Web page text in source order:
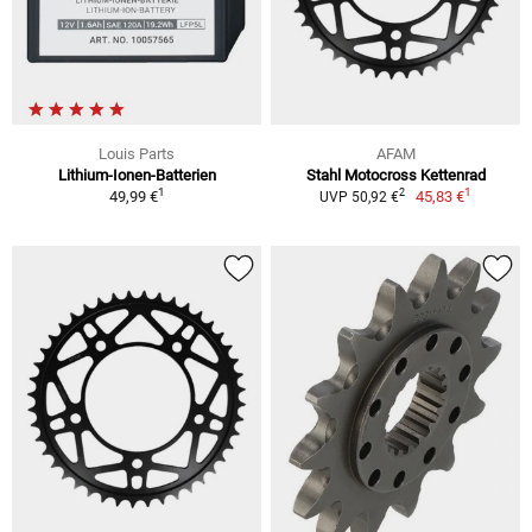
Louis Parts
Lithium-Ionen-Batterien
49,99 €1
AFAM
Stahl Motocross Kettenrad
UVP 50,92 €2 45,83 €1